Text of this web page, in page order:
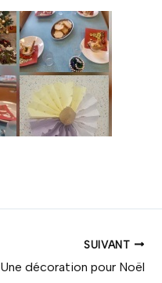
SUIVANT
Une décoration pour Noël